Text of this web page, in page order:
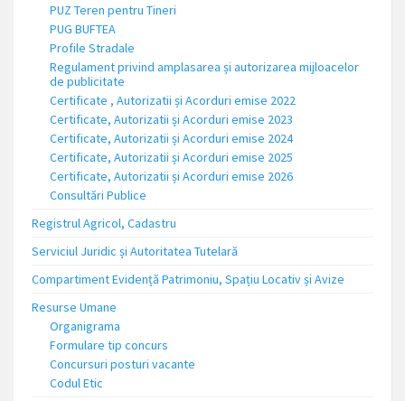
PUZ Teren pentru Tineri
PUG BUFTEA
Profile Stradale
Regulament privind amplasarea și autorizarea mijloacelor
de publicitate
Certificate , Autorizatii și Acorduri emise 2022
Certificate, Autorizatii și Acorduri emise 2023
Certificate, Autorizatii și Acorduri emise 2024
Certificate, Autorizatii și Acorduri emise 2025
Certificate, Autorizatii și Acorduri emise 2026
Consultări Publice
Registrul Agricol, Cadastru
Serviciul Juridic și Autoritatea Tutelară
Compartiment Evidență Patrimoniu, Spațiu Locativ și Avize
Resurse Umane
Organigrama
Formulare tip concurs
Concursuri posturi vacante
Codul Etic